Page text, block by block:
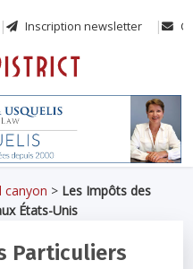
Inscription newsletter
canyon > Les Impôts des
États-Unis
Particuliers